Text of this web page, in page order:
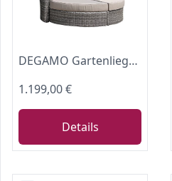
DEGAMO Gartenliege Sonneninsel Marbella, Alu, Halbrund, Grau Bicolor
1.199,00 €
Details